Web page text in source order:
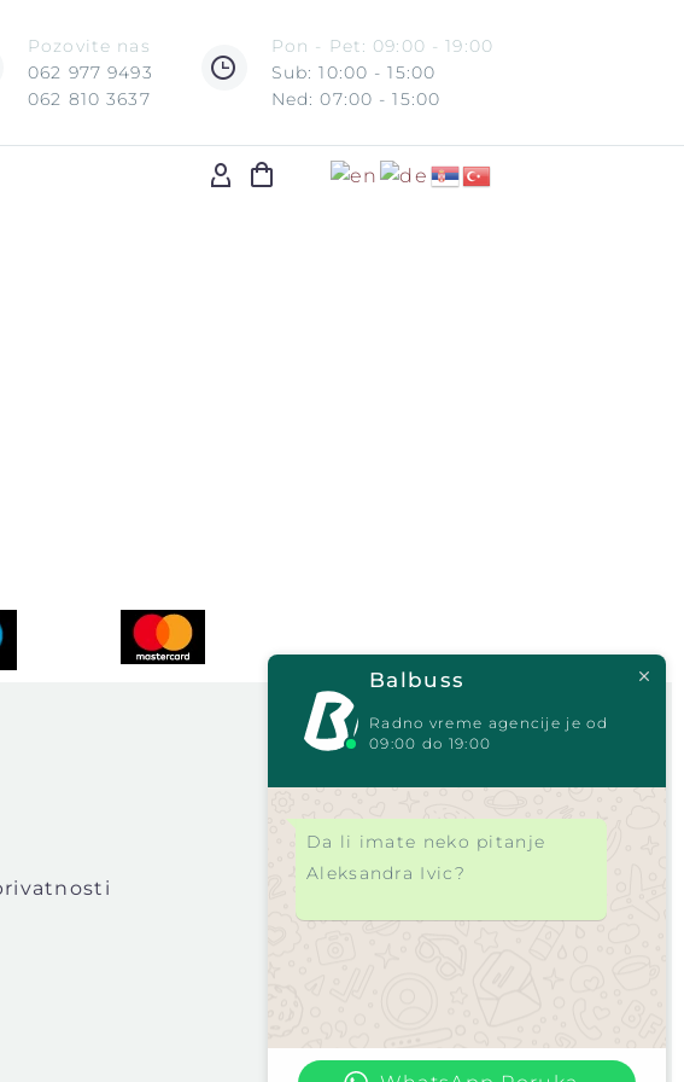
Pozovite nas
062 977 9493
062 810 3637
Pon - Pet: 09:00 - 19:00
Sub: 10:00 - 15:00
Ned: 07:00 - 15:00
Balbuss
Radno vreme agencije je od
09:00 do 19:00
Da li imate neko pitanje
Aleksandra Ivic?